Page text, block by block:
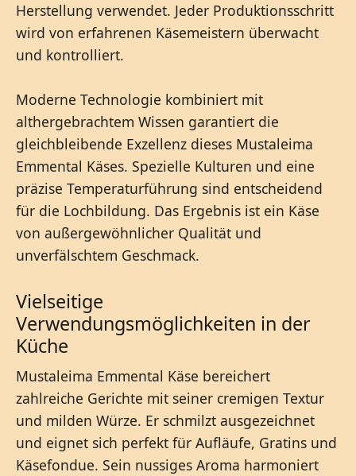
Herstellung verwendet. Jeder Produktionsschritt
wird von erfahrenen Käsemeistern überwacht
und kontrolliert.
Moderne Technologie kombiniert mit
althergebrachtem Wissen garantiert die
gleichbleibende Exzellenz dieses Mustaleima
Emmental Käses. Spezielle Kulturen und eine
präzise Temperaturführung sind entscheidend
für die Lochbildung. Das Ergebnis ist ein Käse
von außergewöhnlicher Qualität und
unverfälschtem Geschmack.
Vielseitige
Verwendungsmöglichkeiten in der
Küche
Mustaleima Emmental Käse bereichert
zahlreiche Gerichte mit seiner cremigen Textur
und milden Würze. Er schmilzt ausgezeichnet
und eignet sich perfekt für Aufläufe, Gratins und
Käsefondue. Sein nussiges Aroma harmoniert